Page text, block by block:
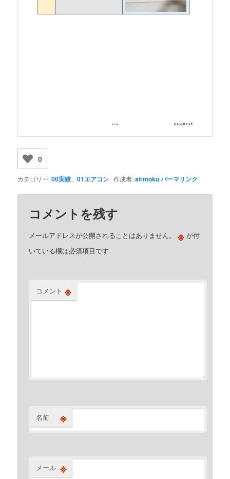
0
カテゴリー:00実績 、01エアコン 作成者:airmokuパーマリンク
コメントを残す
メールアドレスが公開されることはありません。 ※ が付
いている欄は必須項目です
コメント ※
名前 ※
メール ※